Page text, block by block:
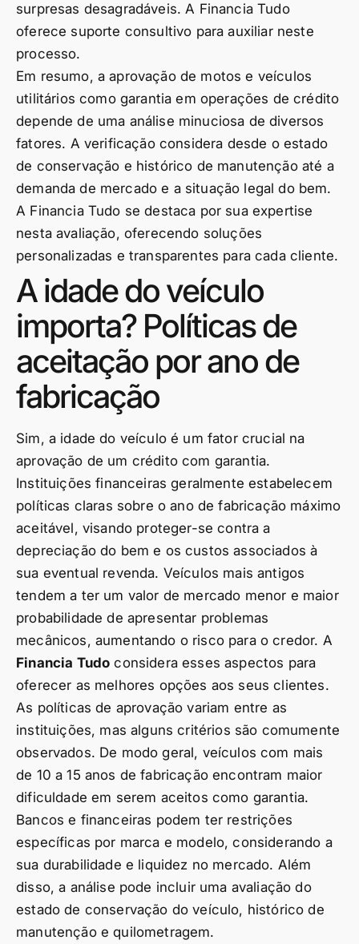
surpresas desagradáveis. A Financia Tudo
oferece suporte consultivo para auxiliar neste
processo.
Em resumo, a aprovação de motos e veículos
utilitários como garantia em operações de crédito
depende de uma análise minuciosa de diversos
fatores. A verificação considera desde o estado
de conservação e histórico de manutenção até a
demanda de mercado e a situação legal do bem.
A Financia Tudo se destaca por sua expertise
nesta avaliação, oferecendo soluções
personalizadas e transparentes para cada cliente.
A idade do veículo
importa? Políticas de
aceitação por ano de
fabricação
Sim, a idade do veículo é um fator crucial na
aprovação de um crédito com garantia.
Instituições financeiras geralmente estabelecem
políticas claras sobre o ano de fabricação máximo
aceitável, visando proteger-se contra a
depreciação do bem e os custos associados à
sua eventual revenda. Veículos mais antigos
tendem a ter um valor de mercado menor e maior
probabilidade de apresentar problemas
mecânicos, aumentando o risco para o credor. A
Financia Tudo considera esses aspectos para
oferecer as melhores opções aos seus clientes.
As políticas de aprovação variam entre as
instituições, mas alguns critérios são comumente
observados. De modo geral, veículos com mais
de 10 a 15 anos de fabricação encontram maior
dificuldade em serem aceitos como garantia.
Bancos e financeiras podem ter restrições
específicas por marca e modelo, considerando a
sua durabilidade e liquidez no mercado. Além
disso, a análise pode incluir uma avaliação do
estado de conservação do veículo, histórico de
manutenção e quilometragem.